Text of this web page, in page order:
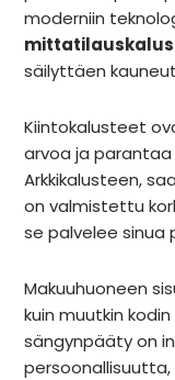
moderniin
säilyttäen
Kiintokalusteet
arvoa ja
Arkkikalusteen,
on valmistettu
se palvelee sinua
Makuuhuoneen
kuin muutkin
sängynpääty on